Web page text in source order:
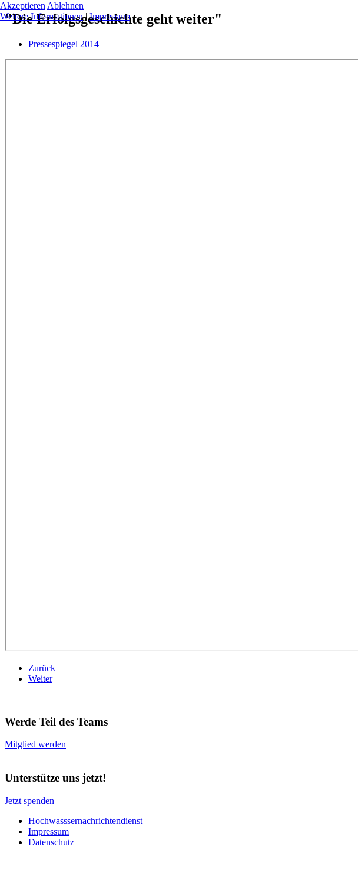
"Die Erfolgsgeschichte geht weiter"
Pressespiegel 2014
Zurück
Weiter
Werde Teil des Teams
Mitglied werden
Unterstütze uns jetzt!
Jetzt spenden
Hochwasssernachrichtendienst
Impressum
Datenschutz
Akzeptieren Ablehnen
Weitere Informationen|Impressum